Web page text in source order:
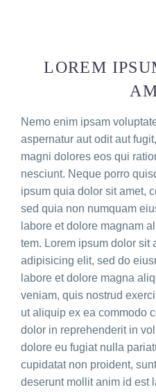
LOREM
Nemo enim ipsam
aspernatur aut odit aut
magni dolores eos qui
nesciunt. Neque porro
ipsum quia dolor sit amet,
sed quia non numquam
labore et dolore magnam
tem. Lorem ipsum dolor sit
adipisicing elit, sed do
labore et dolore magna
veniam, quis nostrud
ut aliquip ex ea commodo
dolor in reprehenderit in
dolore eu fugiat nulla
cupidatat non proident,
deserunt mollit anim id est